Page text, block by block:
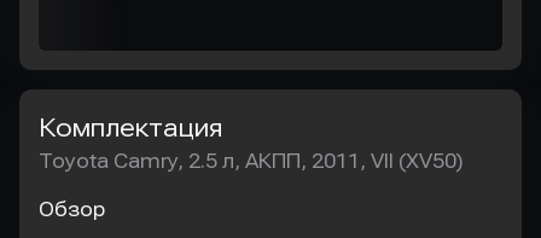
Комплектация
Toyota Camry, 2.5 л, АКПП, 2011, VII (XV50)
Обзор